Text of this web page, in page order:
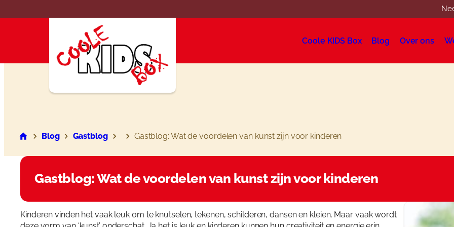
naar
Coole KIDS Box Blog Over ons
Blog Gastblog Gastblog: Wat de voordelen van kunst zijn voor kinderen
Gastblog: Wat de voordelen van kunst zijn voor kinderen
Kinderen vinden het vaak leuk om te knutselen, tekenen, schilderen, dansen en kleien. Maar vaak wordt